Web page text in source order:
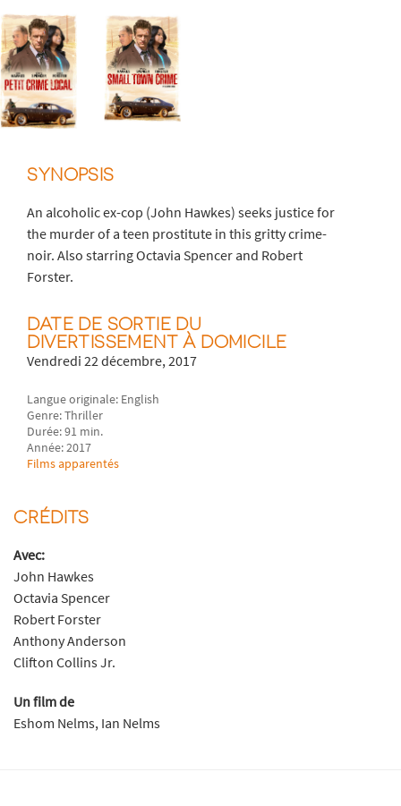
SYNOPSIS
An alcoholic ex-cop (John Hawkes) seeks justice for
the murder of a teen prostitute in this gritty crime-
noir. Also starring Octavia Spencer and Robert
Forster.
DATE DE SORTIE DU
DIVERTISSEMENT À DOMICILE
Vendredi 22 décembre, 2017
Langue originale: English
Genre: Thriller
Durée: 91 min.
Année: 2017
Films apparentés
CRÉDITS
Avec:
John Hawkes
Octavia Spencer
Robert Forster
Anthony Anderson
Clifton Collins Jr.
Un film de
Eshom Nelms, Ian Nelms